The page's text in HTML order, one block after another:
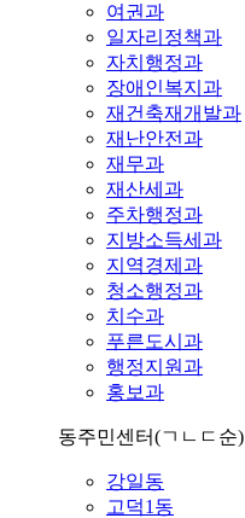
여권과
일자리정책과
자치행정과
장애인복지과
재건축재개발과
재난안전과
재무과
재산세과
주차행정과
지방소득세과
지역경제과
청소행정과
치수과
푸른도시과
행정지원과
홍보과
동주민센터(ㄱㄴㄷ순)
강일동
고덕1동